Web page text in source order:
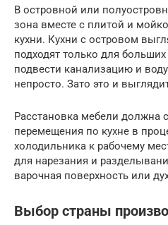
В островной или
зона вместе с плитой и
кухни. Кухни с островом
подходят только для
подвести канализацию и
непросто. Зато это и
Расстановка мебели должна
перемещения по кухне в
холодильника к рабочему
для нарезания и
варочная поверхность или
Выбор страны